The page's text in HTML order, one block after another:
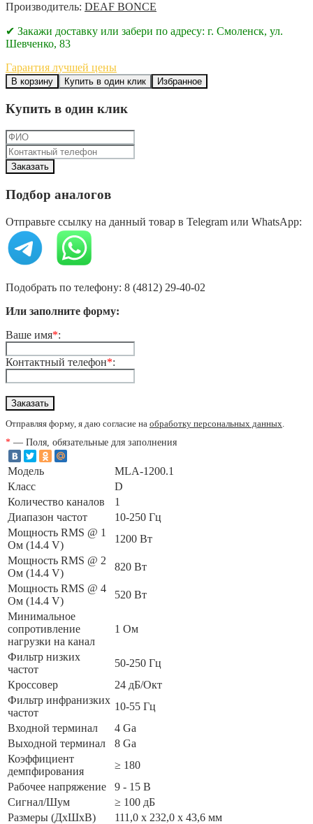
Производитель: DEAF BONCE
✔ Закажи доставку или забери по адресу: г. Смоленск, ул.
Шевченко, 83
Гарантия лучшей цены
В корзину Купить в один клик Избранное
Купить в один клик
Подбор аналогов
Отправьте ссылку на данный товар в Telegram или WhatsApp:
Подобрать по телефону: 8 (4812) 29-40-02
Или заполните форму:
Ваше имя*:
Контактный телефон*:
Отправляя форму, я даю согласие на обработку персональных данных.
* — Поля, обязательные для заполнения
Модель
MLA-1200.1
Класс
D
Количество каналов
1
Диапазон частот
10-250 Гц
Мощность RMS @ 1
Ом (14.4 V)
1200 Вт
Мощность RMS @ 2
Ом (14.4 V)
820 Вт
Мощность RMS @ 4
Ом (14.4 V)
520 Вт
Минимальное
сопротивление
нагрузки на канал
1 Ом
Фильтр низких
частот
50-250 Гц
Кроссовер
24 дБ/Окт
Фильтр инфранизких
частот
10-55 Гц
Входной терминал
4 Ga
Выходной терминал
8 Ga
Коэффициент
демпфирования
≥ 180
Рабочее напряжение
9 - 15 В
Сигнал/Шум
≥ 100 дБ
Размеры (ДxШxВ)
111,0 x 232,0 x 43,6 мм